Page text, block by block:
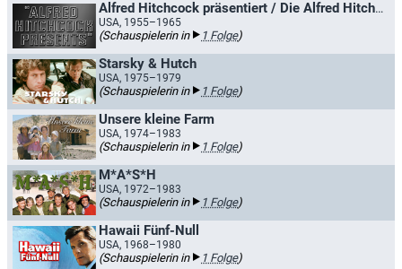
Alfred Hitchcock präsentiert / Die Alfred Hitchcock Stunde
USA, 1955–1965
(Schauspielerin in 1 Folge)
Starsky & Hutch
USA, 1975–1979
(Schauspielerin in 1 Folge)
Unsere kleine Farm
USA, 1974–1983
(Schauspielerin in 1 Folge)
M*A*S*H
USA, 1972–1983
(Schauspielerin in 1 Folge)
Hawaii Fünf-Null
USA, 1968–1980
(Schauspielerin in 1 Folge)